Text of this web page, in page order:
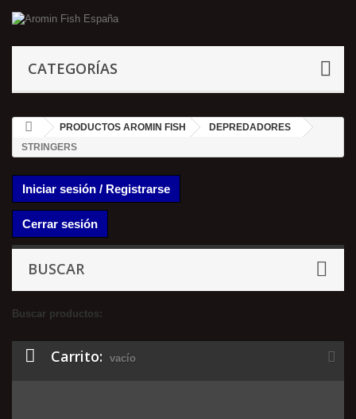
CATEGORÍAS
PRODUCTOS AROMIN FISH
DEPREDADORES
STRINGERS
Iniciar sesión / Registrarse
Cerrar sesión
BUSCAR
Buscar productos:
Carrito: vacío